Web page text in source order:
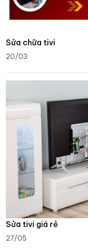
Sửa chữa tivi
20/03
Sửa tivi giá rẻ
27/05